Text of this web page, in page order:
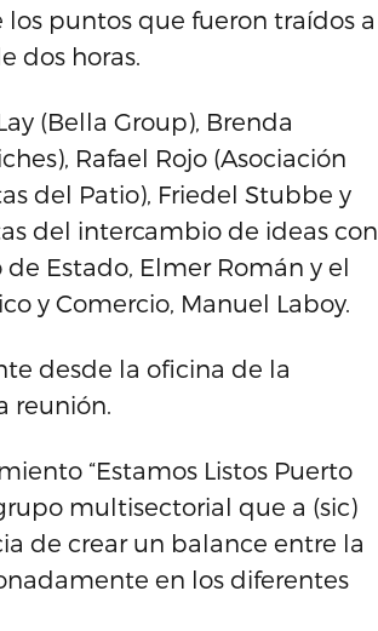
puntos que fueron traídos a
dos horas.
(Bella Group), Brenda
Rafael Rojo (Asociación
del Patio), Friedel Stubbe y
del intercambio de ideas con
Estado, Elmer Román y el
y Comercio, Manuel Laboy.
desde la oficina de la
reunión.
“Estamos Listos Puerto
multisectorial que a (sic)
de crear un balance entre la
en los diferentes